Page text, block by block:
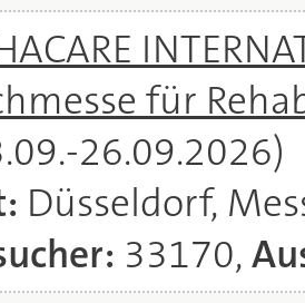
für
26.09.2026)
Düsseldorf,
33170,